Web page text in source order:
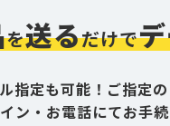
を送るだけで
指定も可能！ご指定
ン・お電話にてお手続